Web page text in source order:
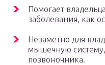
Помогает
заболевания, как
Незаметно для
мышечную
позвоночника.